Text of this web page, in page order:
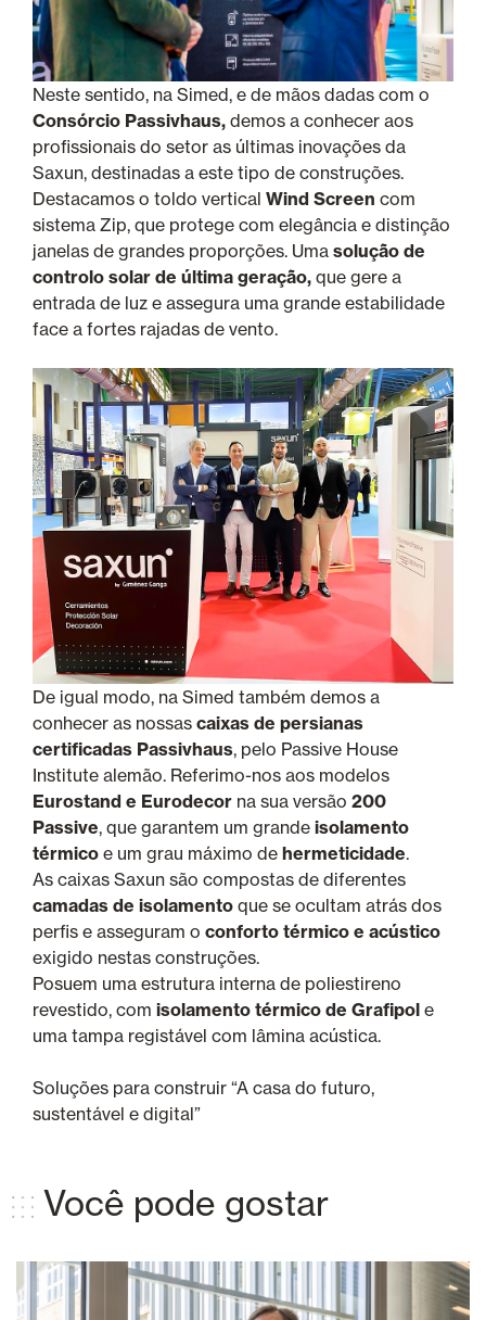
Neste sentido, na Simed, e de mãos dadas com o
Consórcio Passivhaus, demos a conhecer aos
profissionais do setor as últimas inovações da
Saxun, destinadas a este tipo de construções.
Destacamos o toldo vertical Wind Screen com
sistema Zip, que protege com elegância e distinção
janelas de grandes proporções. Uma solução de
controlo solar de última geração, que gere a
entrada de luz e assegura uma grande estabilidade
face a fortes rajadas de vento.
De igual modo, na Simed também demos a
conhecer as nossas caixas de persianas
certificadas Passivhaus, pelo Passive House
Institute alemão. Referimo-nos aos modelos
Eurostand e Eurodecor na sua versão 200
Passive, que garantem um grande isolamento
térmico e um grau máximo de hermeticidade.
As caixas Saxun são compostas de diferentes
camadas de isolamento que se ocultam atrás dos
perfis e asseguram o conforto térmico e acústico
exigido nestas construções.
Posuem uma estrutura interna de poliestireno
revestido, com isolamento térmico de Grafipol e
uma tampa registável com lâmina acústica.
Soluções para construir “A casa do futuro,
sustentável e digital”
Você pode gostar